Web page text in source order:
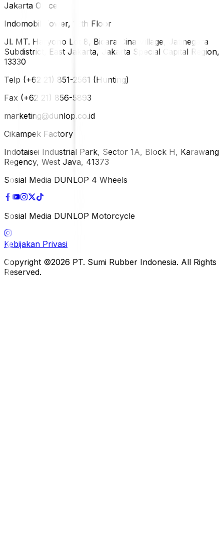
Jakarta Office
Indomobil Tower, 12th Floor
Jl. MT. Haryono Lot 8, Bidara Cina Village, Jatinegara
Subdistrict, East Jakarta, Jakarta Special Capital Region,
13330
Telp (+62 21) 851-2561 (Hunting)
Fax (+62 21) 856-5893
marketing@dunlop.co.id
Cikampek Factory
Indotaisei Industrial Park, Sector 1A, Block H, Karawang
Regency, West Java, 41373
Sosial Media DUNLOP 4 Wheels
Sosial Media DUNLOP Motorcycle
Kebijakan Privasi
Copyright ©2026 PT. Sumi Rubber Indonesia. All Rights
Reserved.